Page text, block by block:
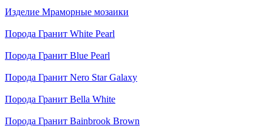
Изделие Мраморные мозаики
Порода Гранит White Pearl
Порода Гранит Blue Pearl
Порода Гранит Nero Star Galaxy
Порода Гранит Bella White
Порода Гранит Bainbrook Brown